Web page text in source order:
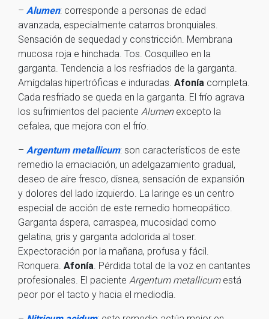
– Alumen: corresponde a personas de edad
avanzada, especialmente catarros bronquiales.
Sensación de sequedad y constricción. Membrana
mucosa roja e hinchada. Tos. Cosquilleo en la
garganta. Tendencia a los resfriados de la garganta.
Amígdalas hipertróficas e induradas. Afonía completa.
Cada resfriado se queda en la garganta. El frío agrava
los sufrimientos del paciente Alumenexcepto la
cefalea, que mejora con el frío.
– Argentum metallicum: son característicos de este
remedio la emaciación, un adelgazamiento gradual,
deseo de aire fresco, disnea, sensación de expansión
y dolores del lado izquierdo. La laringe es un centro
especial de acción de este remedio homeopático.
Garganta áspera, carraspea, mucosidad como
gelatina, gris y garganta adolorida al toser.
Expectoración por la mañana, profusa y fácil.
Ronquera. Afonía. Pérdida total de la voz en cantantes
profesionales. El paciente Argentum metallicumestá
peor por el tacto y hacia el mediodía.